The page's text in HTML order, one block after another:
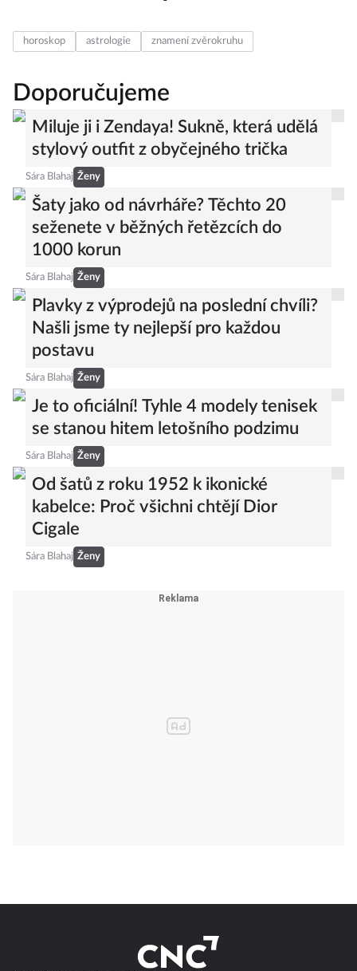
horoskop astrologie znamení zvěrokruhu
Doporučujeme
Miluje ji i Zendaya! Sukně, která udělá
stylový outfit z obyčejného trička
Sára Blahaj Ženy
Šaty jako od návrháře? Těchto 20
seženete v běžných řetězcích do
1000 korun
Sára Blahaj Ženy
Plavky z výprodejů na poslední chvíli?
Našli jsme ty nejlepší pro každou
postavu
Sára Blahaj Ženy
Je to oficiální! Tyhle 4 modely tenisek
se stanou hitem letošního podzimu
Sára Blahaj Ženy
Od šatů z roku 1952 k ikonické
kabelce: Proč všichni chtějí Dior
Cigale
Sára Blahaj Ženy